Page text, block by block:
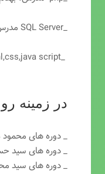
_SQL Server مدرس: مسعود طاهری
_html,css,java script مدرس: مهرداد نادری
در زمینه
_ دوره های
_ دوره های سید
_ دوره های سید